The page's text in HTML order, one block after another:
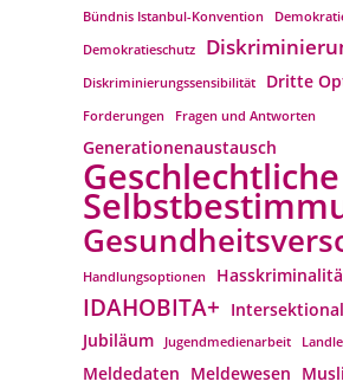
Bündnis Istanbul-Konvention
Demokratieschutz
Diskriminierungssensibilität Dritte
Forderungen Fragen und Antworten
Generationenaustausch
Geschlechtliche
Handlungsoptionen
IDAHOBITA+
Jubiläum
Jugendmedienarbeit
Meldedaten Meldewesen